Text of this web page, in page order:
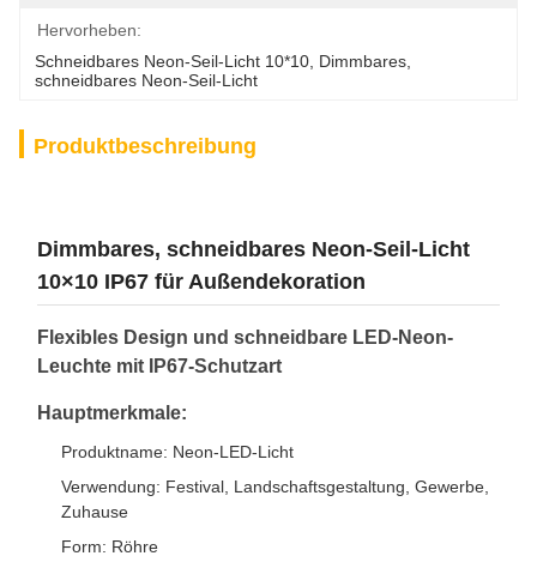
Hervorheben:
Schneidbares Neon-Seil-Licht 10*10 Dimmbares
schneidbares Neon-Seil-Licht
Produktbeschreibung
Dimmbares, schneidbares Neon-Seil-Licht
10×10 IP67 für Außendekoration
Flexibles Design und schneidbare LED-Neon-
Leuchte mit IP67-Schutzart
Hauptmerkmale:
Produktname: Neon-LED-Licht
Verwendung: Festival, Landschaftsgestaltung, Gewerbe,
Zuhause
Form: Röhre